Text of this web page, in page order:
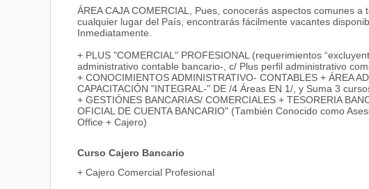
ÁREA CAJA COMERCIAL, Pues, conocerás aspectos comunes
cualquier lugar del País, encontrarás fácilmente vacantes
Inmediatamente.
+ PLUS "COMERCIAL" PROFESIONAL (requerimientos
administrativo contable bancario-, c/ Plus perfil administrativo
+ CONOCIMIENTOS ADMINISTRATIVO- CONTABLES + ÁREA
CAPACITACIÓN "INTEGRAL-" DE /4 Áreas EN 1/, y Suma 3
+ GESTIÓNES BANCARIAS/ COMERCIALES + TESORERIA
OFICIAL DE CUENTA BANCARIO" (También Conocido como
Office + Cajero)
Curso Cajero Bancario
+ Cajero Comercial Profesional